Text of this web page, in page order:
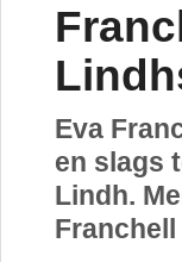
Eva
en slags
Lindh.